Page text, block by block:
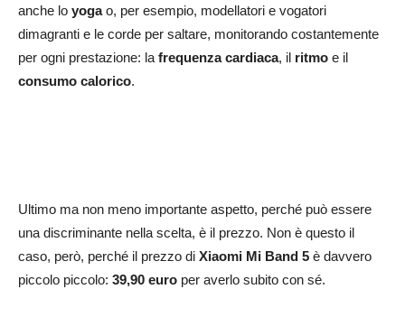
anche lo yogao, per esempio, modellatori e vogatori
dimagranti e le corde per saltare, monitorando costantemente
per ogni prestazione: la frequenza cardiaca, il ritmo e il
consumo calorico.
Ultimo ma non meno importante aspetto, perché può essere
una discriminante nella scelta, è il prezzo. Non è questo il
caso, però, perché il prezzo di Xiaomi Mi Band 5 è davvero
piccolo piccolo: 39,90 euro per averlo subito con sé.